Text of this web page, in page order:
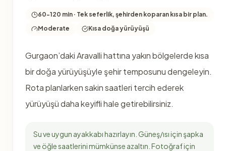
60-120 min · Tek seferlik, şehirden koparan kısa bir plan.
Moderate
Kısa doğa yürüyüşü
Gurgaon’daki Aravalli hattına yakın bölgelerde kısa
bir doğa yürüyüşüyle şehir temposunu dengeleyin.
Rota planlarken sakin saatleri tercih ederek
yürüyüşü daha keyifli hale getirebilirsiniz.
Su ve uygun ayakkabı hazırlayın. Güneş/ısı için şapka
ve öğle saatlerini mümkünse azaltın. Fotoğraf için